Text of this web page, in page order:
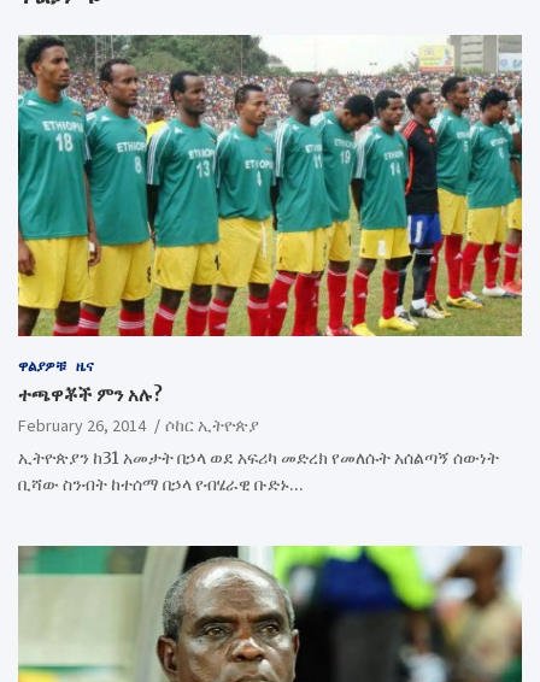
ዋልያዎቹ ዜና
ተጫዋቾች ምን አሉ?
February 26, 2014
ሶከር ኢትዮጵያ
ኢትዮጵያን ከ31 አመታት በኃላ ወደ አፍሪካ መድረክ የመለሱት አሰልጣኝ ሰውነት
ቢሻው ስንብት ከተሰማ በኃላ የብሄራዊ ቡድኑ…